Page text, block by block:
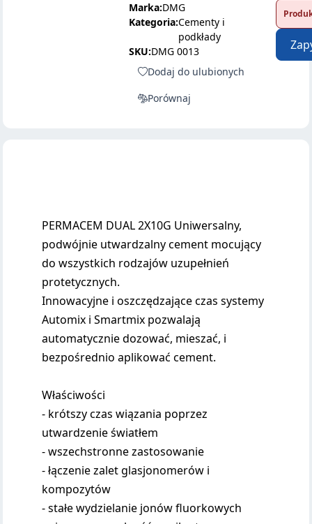
Marka:DMG
Kategoria:Cementy i
podkłady
SKU:DMG 0013
Dodaj do ulubionych
Porównaj
PERMACEM DUAL 2X10G Uniwersalny,
podwójnie utwardzalny cement mocujący
do wszystkich rodzajów uzupełnień
protetycznych.
Innowacyjne i oszczędzające czas systemy
Automix i Smartmix pozwalają
automatycznie dozować, mieszać, i
bezpośrednio aplikować cement.
Właściwości
- krótszy czas wiązania poprzez
utwardzenie światłem
- wszechstronne zastosowanie
- łączenie zalet glasjonomerów i
kompozytów
- stałe wydzielanie jonów fluorkowych